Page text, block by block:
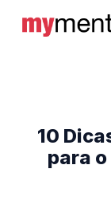
10
para